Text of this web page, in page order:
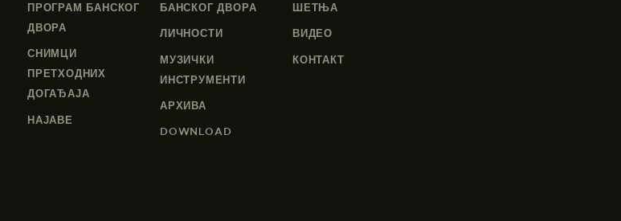
ПРОГРАМ БАНСКОГ
ДВОРА
СНИМЦИ
ПРЕТХОДНИХ
ДОГАЂАЈА
НАЈАВЕ
БАНСКОГ ДВОРА
ЛИЧНОСТИ
МУЗИЧКИ
ИНСТРУМЕНТИ
АРХИВА
DOWNLOAD
ШЕТЊА
ВИДЕО
КОНТАКТ